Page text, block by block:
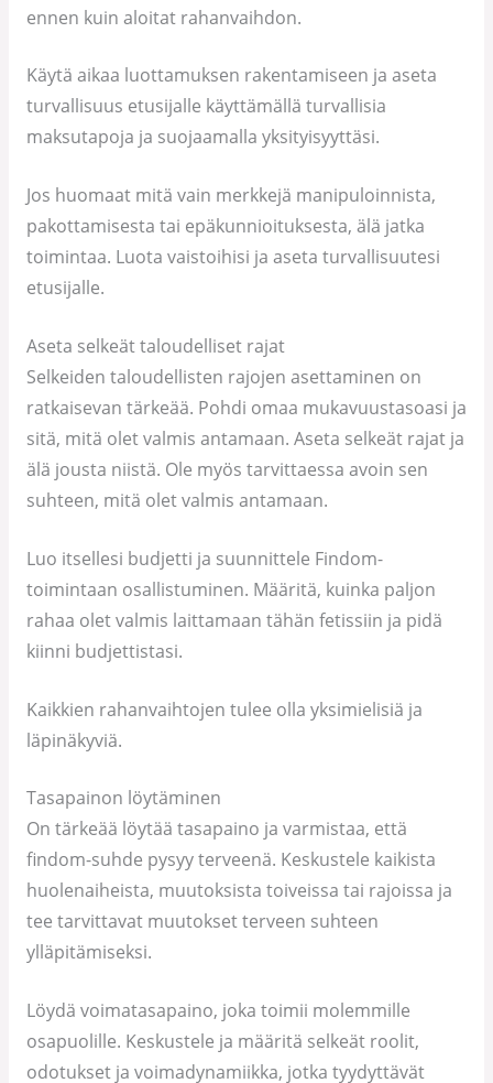
ennen kuin aloitat rahanvaihdon.
Käytä aikaa luottamuksen rakentamiseen ja aseta
turvallisuus etusijalle käyttämällä turvallisia
maksutapoja ja suojaamalla yksityisyyttäsi.
Jos huomaat mitä vain merkkejä manipuloinnista,
pakottamisesta tai epäkunnioituksesta, älä jatka
toimintaa. Luota vaistoihisi ja aseta turvallisuutesi
etusijalle.
Aseta selkeät taloudelliset rajat
Selkeiden taloudellisten rajojen asettaminen on
ratkaisevan tärkeää. Pohdi omaa mukavuustasoasi ja
sitä, mitä olet valmis antamaan. Aseta selkeät rajat ja
älä jousta niistä. Ole myös tarvittaessa avoin sen
suhteen, mitä olet valmis antamaan.
Luo itsellesi budjetti ja suunnittele Findom-
toimintaan osallistuminen. Määritä, kuinka paljon
rahaa olet valmis laittamaan tähän fetissiin ja pidä
kiinni budjettistasi.
Kaikkien rahanvaihtojen tulee olla yksimielisiä ja
läpinäkyviä.
Tasapainon löytäminen
On tärkeää löytää tasapaino ja varmistaa, että
findom-suhde pysyy terveenä. Keskustele kaikista
huolenaiheista, muutoksista toiveissa tai rajoissa ja
tee tarvittavat muutokset terveen suhteen
ylläpitämiseksi.
Löydä voimatasapaino, joka toimii molemmille
osapuolille. Keskustele ja määritä selkeät roolit,
odotukset ja voimadynamiikka, jotka tyydyttävät